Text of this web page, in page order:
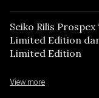
Seiko Rilis
Limited Edition
Limited Edition
View more